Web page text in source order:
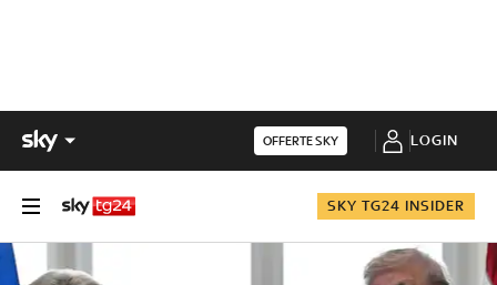
OFFERTE SKY LOGIN
SKY TG24 INSIDER